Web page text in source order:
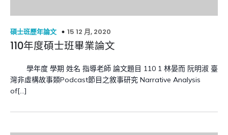
碩士班歷年論文 15 12 月, 2020
110年度碩士班畢業論文
學年度 學期 姓名 指導老師 論文題目 110 1 林晏而 阮明淑 臺
灣非虛構故事類Podcast節目之敘事研究 Narrative Analysis
of[…]